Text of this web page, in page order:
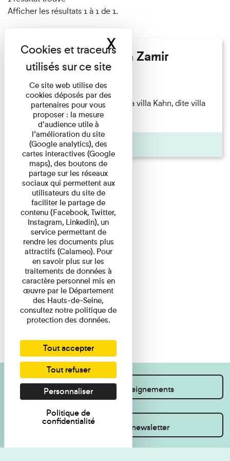
Afficher les résultats 1 à 1 de 1.
Hélène Gaudy - Villa Zamir
Lecture
couchant) [Angle nord-est de la villa Kahn, dite villa
Zamir et lumières du ...
Pages
Je souhaite des renseignements
Inscrivez-vous à la newsletter
Ce site web utilise des
cookies déposés par des
partenaires pour vous
proposer : la mesure
d’audience utile à
l’amélioration du site
(Google analytics), des
cartes interactives (Google
maps), des boutons de
partage sur les réseaux
sociaux qui permettent aux
utilisateurs du site de
faciliter le partage de
contenu (Facebook, Twitter,
Instagram, Linkedin), un
service permettant de
rendre les documents plus
attractifs (Calameo). Pour
en savoir plus sur les
traitements de données à
caractère personnel mis en
œuvre par le Département
des Hauts-de-Seine,
consultez notre politique de
protection des données.
Tout accepter
Tout refuser
Personnaliser
Politique de
confidentialité
XMasquer le